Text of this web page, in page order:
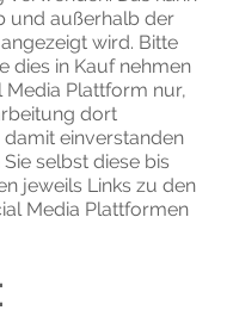
und außerhalb der
wird. Bitte
dies in Kauf nehmen
Media Plattform nur,
dort
einverstanden
selbst diese bis
jeweils Links zu den
Media Plattformen